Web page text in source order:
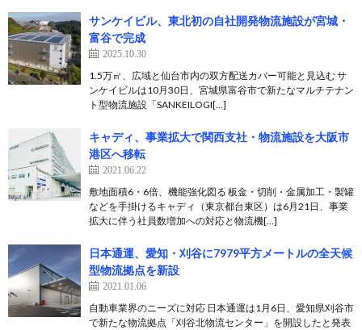
サンケイビル、東北初の自社開発物流施設が宮城・
富谷で完成
2025.10.30
1.5万㎡、広域と仙台市内の双方配送カバー可能と見込む サ
ンケイビルは10月30日、宮城県富谷市で新たなマルチテナン
ト型物流施設「SANKEILOGI[…]
キャディ、事業拡大で関西支社・物流施設を大阪市
港区へ移転
2021.06.22
敷地面積6・6倍、機能強化図る 板金・切削・金属加工・製罐
などを手掛けるキャディ（東京都台東区）は6月21日、事業
拡大に伴う社員数増加への対応と物流機[…]
日本通運、愛知・刈谷に7979平方メートルの全天候
型物流拠点を新設
2021.01.06
自動車業界のニーズに対応 日本通運は1月6日、愛知県刈谷市
で新たな物流拠点「刈谷北物流センター」を開設したと発表